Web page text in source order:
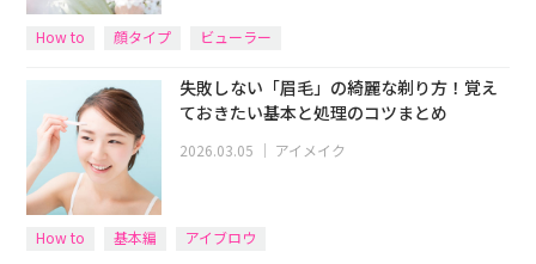
How to 顔タイプ ビューラー
失敗しない「眉毛」の綺麗な剃り方！覚え
ておきたい基本と処理のコツまとめ
2026.03.05 ｜ アイメイク
How to 基本編 アイブロウ